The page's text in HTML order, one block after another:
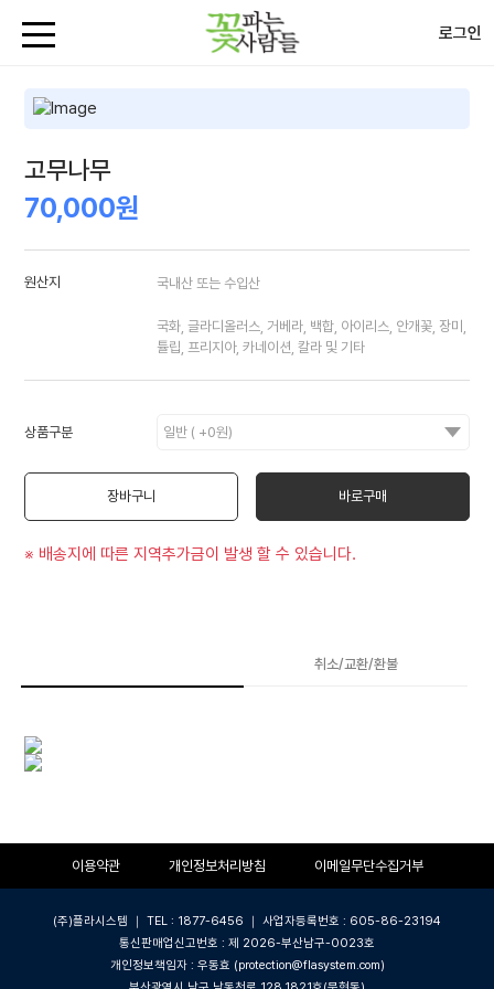
로그인
고무나무
70,000원
원산지 국내산 또는 수입산
국화, 글라디올러스, 거베라, 백합, 아이리스, 안개꽃, 장미,
튤립, 프리지아, 카네이션, 칼라 및 기타
상품구분
장바구니 바로구매
※ 배송지에 따른 지역추가금이 발생 할 수 있습니다.
취소/교환/환불
이용약관 개인정보처리방침 이메일무단수집거부
(주)플라시스템 ｜ TEL : 1877-6456 ｜ 사업자등록번호 : 605-86-23194
통신판매업신고번호 : 제 2026-부산남구-0023호
개인정보책임자 : 우동효 (protection@flasystem.com)